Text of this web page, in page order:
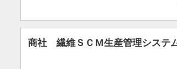
商社 繊維ＳＣＭ生産管理システ